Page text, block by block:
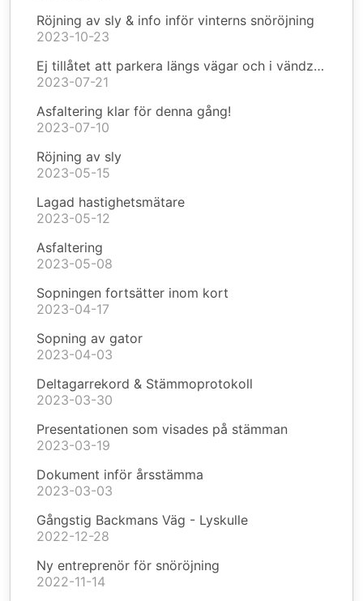
Röjning av sly & info inför vinterns snöröjning
2023-10-23
Ej tillåtet att parkera längs vägar och i vändzoner
2023-07-21
Asfaltering klar för denna gång!
2023-07-10
Röjning av sly
2023-05-15
Lagad hastighetsmätare
2023-05-12
Asfaltering
2023-05-08
Sopningen fortsätter inom kort
2023-04-17
Sopning av gator
2023-04-03
Deltagarrekord & Stämmoprotokoll
2023-03-30
Presentationen som visades på stämman
2023-03-19
Dokument inför årsstämma
2023-03-03
Gångstig Backmans Väg - Lyskulle
2022-12-28
Ny entreprenör för snöröjning
2022-11-14